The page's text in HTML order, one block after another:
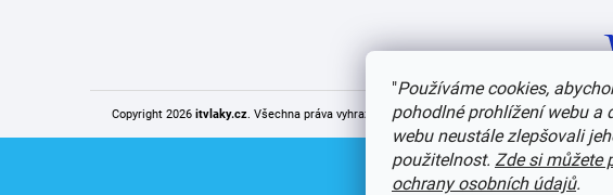
"Používáme cookies,
pohodlné prohlížení webu a
webu neustále zlepšovali
použitelnost. Zde si můžete
ochrany osobních údajů.
Copyright 2026 itvlaky.cz . Všechna práva vyhrazena.Upravit nastavení cookies